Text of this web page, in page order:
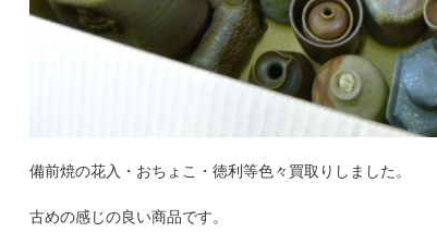
備前焼の花入・おちょこ・徳利等色々買取りしました。
古めの感じの良い商品です。